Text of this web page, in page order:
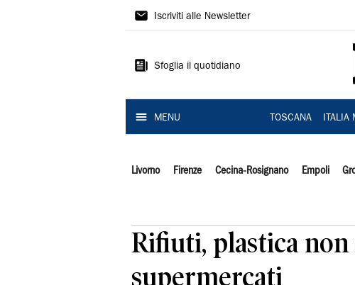
Il
Iscriviti alle Newsletter
Sfoglia il quotidiano
MENU TOSCANA ITALIA
Livorno Firenze Cecina-Rosignano Empoli
Rifiuti, plastica
supermercati